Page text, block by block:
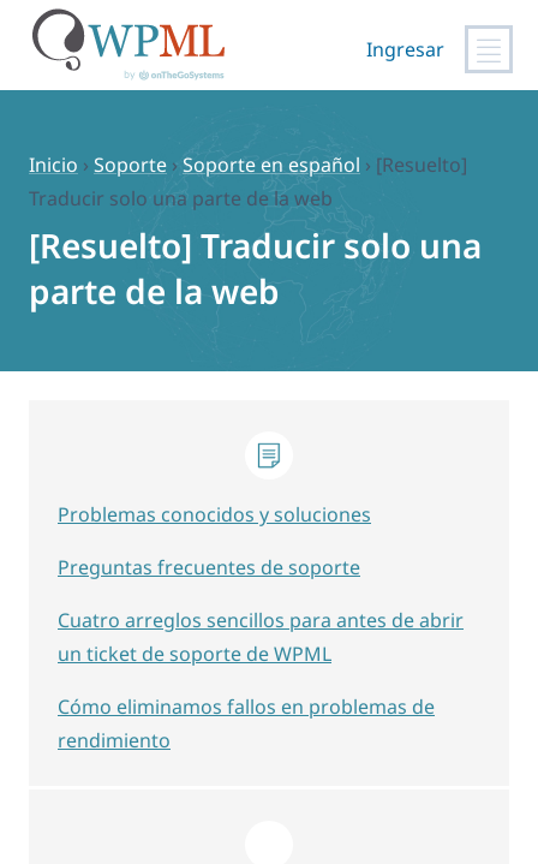
contenido
Ingresar
Inicio › Soporte ›Soporte en español › [Resuelto]
Traducir solo una parte de la web
[Resuelto] Traducir solo una
parte de la web
Problemas conocidos y soluciones
Preguntas frecuentes de soporte
Cuatro arreglos sencillos para antes de abrir
un ticket de soporte de WPML
Cómo eliminamos fallos en problemas de
rendimiento